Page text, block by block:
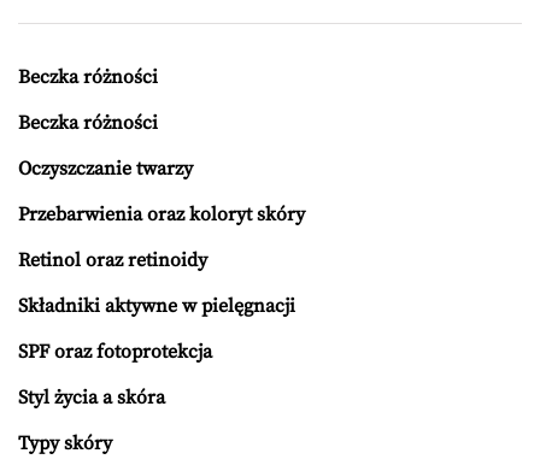
Beczka różności
Beczka różności
Oczyszczanie twarzy
Przebarwienia oraz koloryt skóry
Retinol oraz retinoidy
Składniki aktywne w pielęgnacji
SPF oraz fotoprotekcja
Styl życia a skóra
Typy skóry